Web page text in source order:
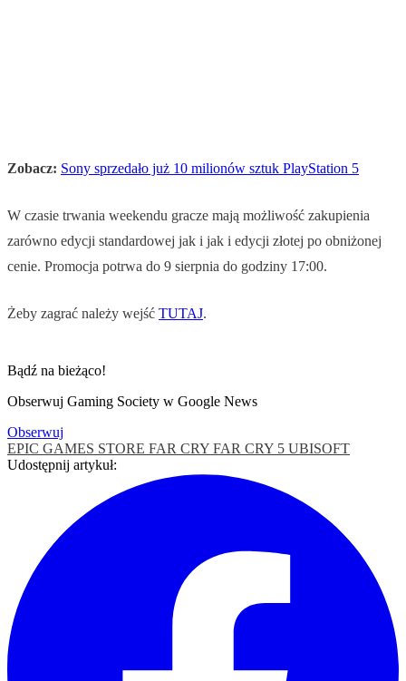
Zobacz: Sony sprzedało już 10 milionów sztuk PlayStation 5
W czasie trwania weekendu gracze mają możliwość zakupienia
zarówno edycji standardowej jak i jak i edycji złotej po obniżonej
cenie. Promocja potrwa do 9 sierpnia do godziny 17:00.
Żeby zagrać należy wejść TUTAJ.
Bądź na bieżąco!
Obserwuj Gaming Society w Google News
Obserwuj
EPIC GAMES STORE FAR CRY FAR CRY 5 UBISOFT
Udostępnij artykuł: